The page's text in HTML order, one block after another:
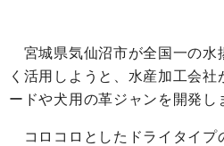
宮城県気仙沼市が全国一の水
く活用しようと、水産加工会
ードや犬用の革ジャンを開発し
コロコロとしたドライタイプ